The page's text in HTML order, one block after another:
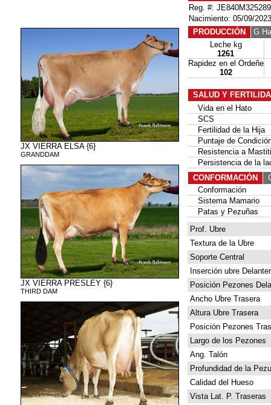
JX VIERRA ELSA {6}
GRANDDAM
JX VIERRA PRESLEY {6}
THIRD DAM
Reg. #:
Nacimiento: 05/09/2023
PRODUCCIÓN
G
Leche kg
1261
Rapidez en el Ordeñe
102
SALUD Y
Vida en el Hato
SCS
Fertilidad de la Hija
Puntaje de
Resistencia a
Persistencia de la
CONFORMACIÓN
Conformación
Sistema Mamario
Patas y Pezuñas
Prof. Ubre
Textura de la Ubre
Soporte Central
Inserción ubre
Posición Pezones
Ancho Ubre Trasera
Altura Ubre Trasera
Posición Pezones
Largo de los Pezones
Ang. Talón
Profundidad de la
Calidad del Hueso
Vista Lat. P. Traseras